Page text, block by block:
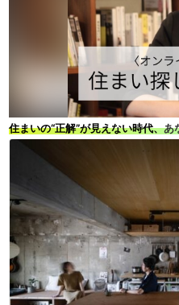
住まいの“正解”が見えない時代、あ